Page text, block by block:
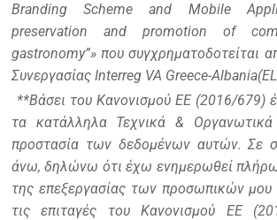
Branding Scheme and Mobile
preservation and promotion of
gastronomy”» που συγχρηματοδοτείται
Συνεργασίας Interreg VA Greece-
**Βάσει του Κανονισμού ΕΕ (2016/679)
τα κατάλληλα Τεχνικά &
προστασία των δεδομένων αυτών. Σε
άνω, δηλώνω ότι έχω ενημερωθεί
της επεξεργασίας των προσωπικών
τις επιταγές του Κανονισμού ΕΕ